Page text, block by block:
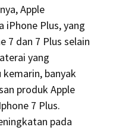
Apple
iPhone Plus, yang
7 dan 7 Plus selain
yang
banyak
produk Apple
7 Plus.
pada